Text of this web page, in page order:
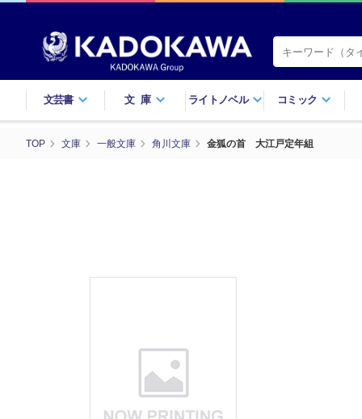
文芸書 文庫 ライトノベル コミック
TOP 文庫 一般文庫 角川文庫 金狐の首 大江戸定年組